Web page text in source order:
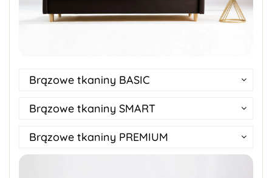
Brązowe tkaniny BASIC
Brązowe tkaniny SMART
Brązowe tkaniny PREMIUM